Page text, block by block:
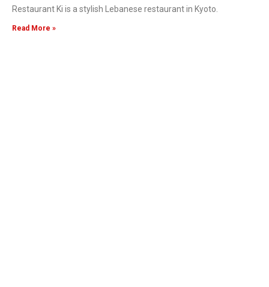
Restaurant Ki is a stylish Lebanese restaurant in Kyoto.
Read More »